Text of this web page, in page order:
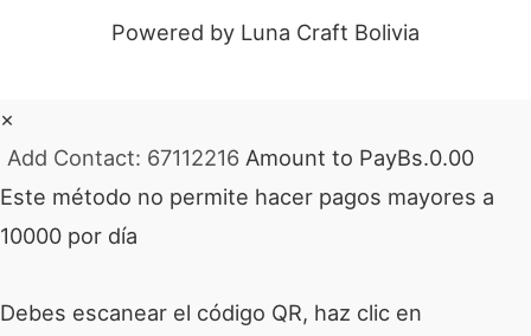
Powered by Luna Craft Bolivia
×
Add Contact: 67112216 Amount to PayBs.0.00
Este método no permite hacer pagos mayores a
10000 por día
Debes escanear el código QR, haz clic en